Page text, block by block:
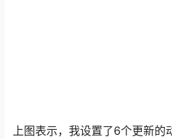
上图表示，我设置了6个更新